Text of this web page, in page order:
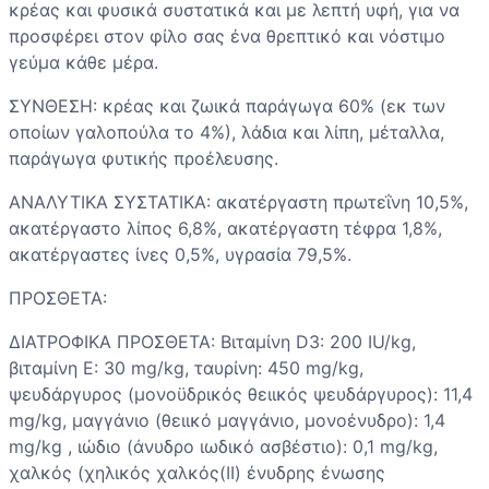
κρέας και φυσικά συστατικά και με λεπτή υφή, για να
προσφέρει στον φίλο σας ένα θρεπτικό και νόστιμο
γεύμα κάθε μέρα.
ΣΥΝΘΕΣΗ: κρέας και ζωικά παράγωγα 60% (εκ των
οποίων γαλοπούλα το 4%), λάδια και λίπη, μέταλλα,
παράγωγα φυτικής προέλευσης.
ΑΝΑΛΥΤΙΚΑ ΣΥΣΤΑΤΙΚΑ: ακατέργαστη πρωτεΐνη 10,5%,
ακατέργαστο λίπος 6,8%, ακατέργαστη τέφρα 1,8%,
ακατέργαστες ίνες 0,5%, υγρασία 79,5%.
ΠΡΟΣΘΕΤΑ:
ΔΙΑΤΡΟΦΙΚΑ ΠΡΟΣΘΕΤΑ: Βιταμίνη D3: 200 IU/kg,
βιταμίνη Ε: 30 mg/kg, ταυρίνη: 450 mg/kg,
ψευδάργυρος (μονοϋδρικός θειικός ψευδάργυρος): 11,4
mg/kg, μαγγάνιο (θειικό μαγγάνιο, μονοένυδρο): 1,4
mg/kg , ιώδιο (άνυδρο ιωδικό ασβέστιο): 0,1 mg/kg,
χαλκός (χηλικός χαλκός(II) ένυδρης ένωσης